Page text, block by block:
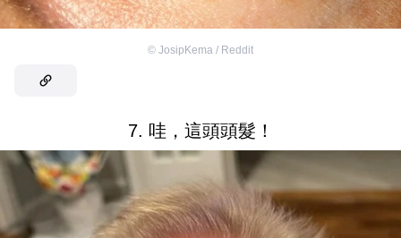
© JosipKema / Reddit
7. 哇，這頭頭髮！